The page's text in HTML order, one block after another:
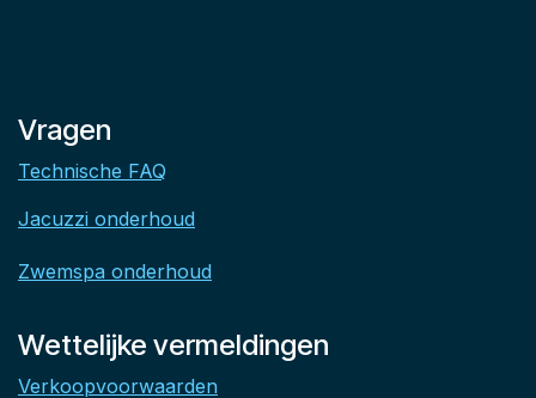
Vragen
Technische FAQ
Jacuzzi onderhoud
Zwemspa onderhoud
Wettelijke vermeldingen
Verkoopvoorwaarden